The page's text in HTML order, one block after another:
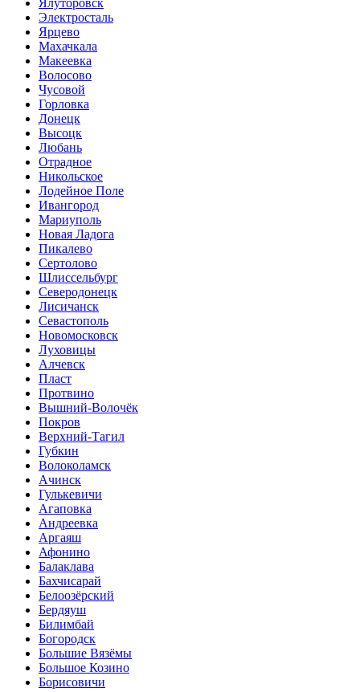
Электросталь
Ярцево
Махачкала
Макеевка
Волосово
Чусовой
Горловка
Донецк
Высоцк
Любань
Отрадное
Никольское
Лодейное Поле
Ивангород
Мариуполь
Новая Ладога
Пикалево
Сертолово
Шлиссельбург
Северодонецк
Лисичанск
Севастополь
Новомосковск
Луховицы
Алчевск
Пласт
Протвино
Вышний-Волочёк
Покров
Верхний-Тагил
Губкин
Волоколамск
Ачинск
Гулькевичи
Агаповка
Андреевка
Аргаяш
Афонино
Балаклава
Бахчисарай
Белоозёрский
Бердяуш
Билимбай
Богородск
Большие Вязёмы
Большое Козино
Борисовичи